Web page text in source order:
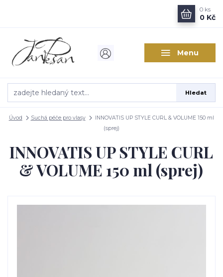
Menu
Hledat
0 ks
0 Kč
Úvod Suchá péče pro vlasy
INNOVATIS UP STYLE CURL & VOLUME 150 ml
(sprej)
INNOVATIS UP STYLE CURL
& VOLUME 150 ml (sprej)